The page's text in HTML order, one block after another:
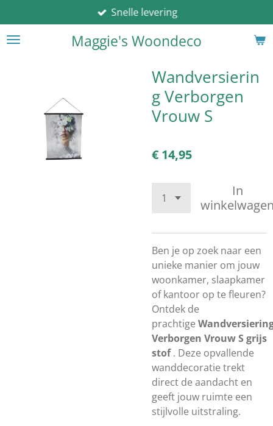
direct
naar
Maggie's Woondeco
Snelle levering
Wandversierin
g Verborgen
Vrouw S
€ 14,95
In
Ben je op zoek naar een
unieke manier om jouw
woonkamer, slaapkamer
of kantoor op te fleuren?
Ontdek de
prachtige
Verborgen Vrouw S grijs
stof . Deze opvallende
wanddecoratie trekt
direct de aandacht en
geeft jouw ruimte een
stijlvolle uitstraling.